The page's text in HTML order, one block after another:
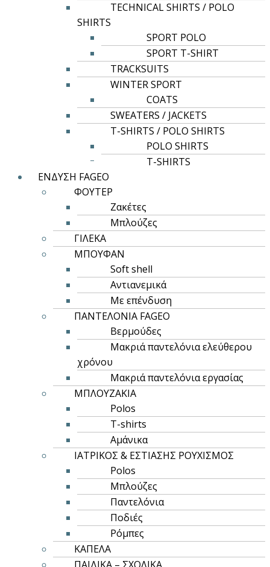
TECHNICAL SHIRTS / POLO
SHIRTS
SPORT POLO
SPORT T-SHIRT
TRACKSUITS
WINTER SPORT
COATS
SWEATERS / JACKETS
T-SHIRTS / POLO SHIRTS
POLO SHIRTS
T-SHIRTS
ΕΝΔΥΣΗ FAGEO
ΦΟΥΤΕΡ
Ζακέτες
Μπλούζες
ΓΙΛΕΚΑ
ΜΠΟΥΦΑΝ
Soft shell
Αντιανεμικά
Με επένδυση
ΠΑΝΤΕΛΟΝΙΑ FAGEO
Βερμούδες
Μακριά παντελόνια ελεύθερου
χρόνου
Μακριά παντελόνια εργασίας
ΜΠΛΟΥΖΑΚΙΑ
Polos
T-shirts
Αμάνικα
ΙΑΤΡΙΚΟΣ & ΕΣΤΙΑΣΗΣ ΡΟΥΧΙΣΜΟΣ
Polos
Μπλούζες
Παντελόνια
Ποδιές
Ρόμπες
ΚΑΠΕΛΑ